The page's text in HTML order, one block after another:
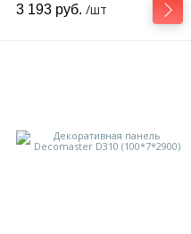
3 193 руб. /шт